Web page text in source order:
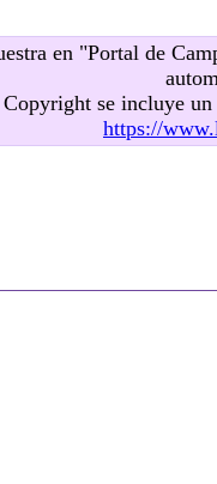
en "Portal de
Copyright se incluye un
https://